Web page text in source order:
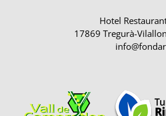
Hotel
17869 Tregurà-